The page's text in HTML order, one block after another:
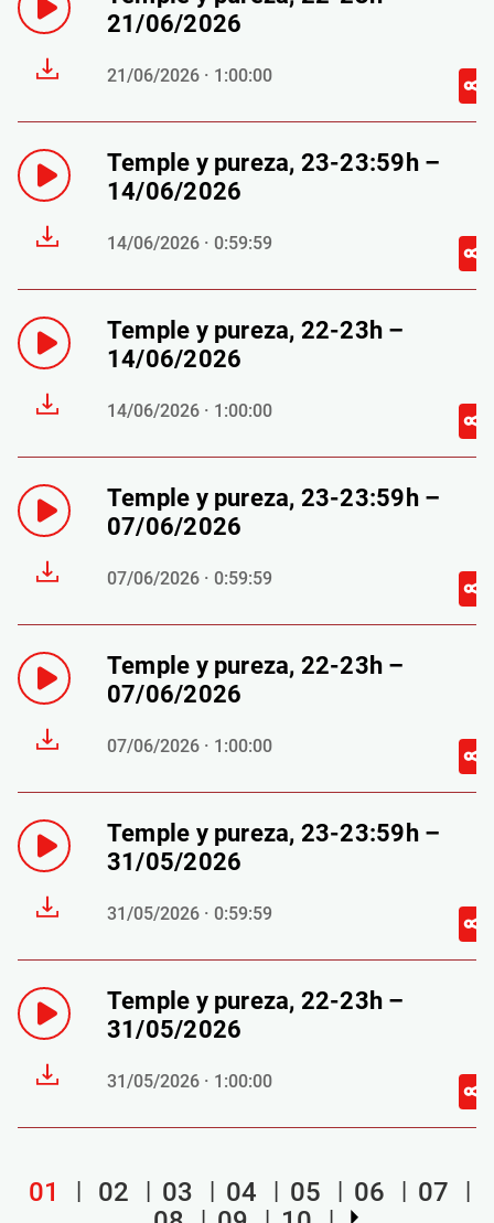
21/06/2026
21/06/2026 · 1:00:00
Temple y pureza, 23-23:59h –
14/06/2026
14/06/2026 · 0:59:59
Temple y pureza, 22-23h –
14/06/2026
14/06/2026 · 1:00:00
Temple y pureza, 23-23:59h –
07/06/2026
07/06/2026 · 0:59:59
Temple y pureza, 22-23h –
07/06/2026
07/06/2026 · 1:00:00
Temple y pureza, 23-23:59h –
31/05/2026
31/05/2026 · 0:59:59
Temple y pureza, 22-23h –
31/05/2026
31/05/2026 · 1:00:00
01 02 03 04 05 06
07